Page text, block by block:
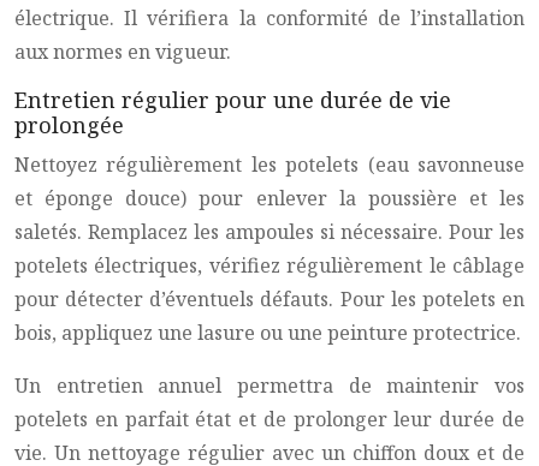
électrique. Il vérifiera la conformité de l’installation
aux normes en vigueur.
Entretien régulier pour une durée de vie
prolongée
Nettoyez régulièrement les potelets (eau savonneuse
et éponge douce) pour enlever la poussière et les
saletés. Remplacez les ampoules si nécessaire. Pour les
potelets électriques, vérifiez régulièrement le câblage
pour détecter d’éventuels défauts. Pour les potelets en
bois, appliquez une lasure ou une peinture protectrice.
Un entretien annuel permettra de maintenir vos
potelets en parfait état et de prolonger leur durée de
vie. Un nettoyage régulier avec un chiffon doux et de